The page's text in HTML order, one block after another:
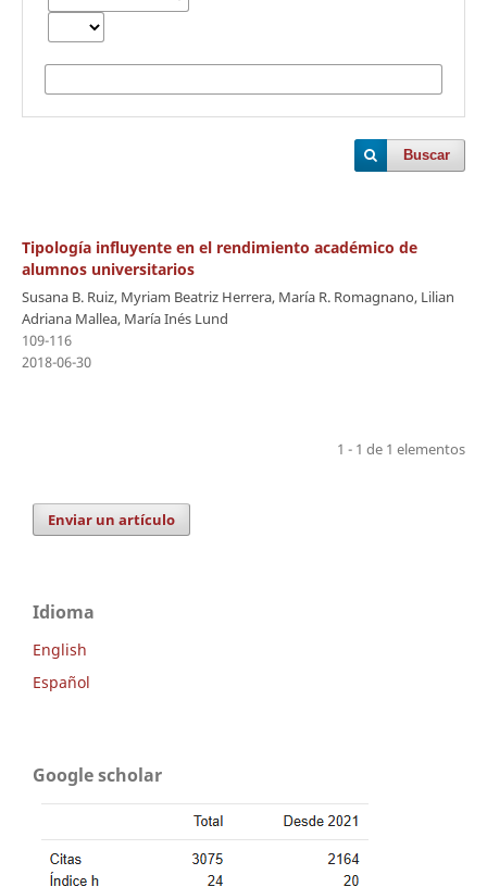
Buscar
Tipología influyente en el rendimiento académico de
alumnos universitarios
Susana B. Ruiz, Myriam Beatriz Herrera, María R. Romagnano, Lilian
Adriana Mallea, María Inés Lund
109-116
2018-06-30
1 - 1 de 1 elementos
Enviar un artículo
Idioma
English
Español
Google scholar